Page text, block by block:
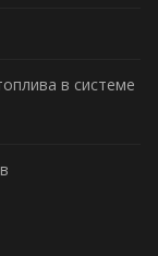
в системе